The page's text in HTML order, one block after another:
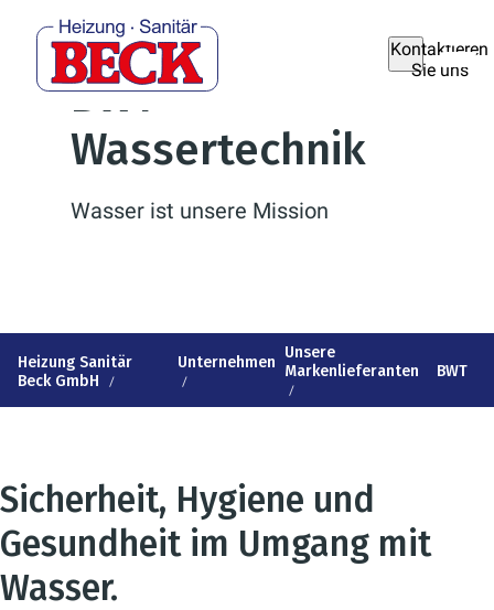
Kontaktieren
Sie uns
BWT
Wassertechnik
Wasser ist unsere Mission
Heizung Sanitär
Beck GmbH
Unternehmen Unsere
Markenlieferanten
BWT
Sicherheit, Hygiene und
Gesundheit im Umgang mit
Wasser.